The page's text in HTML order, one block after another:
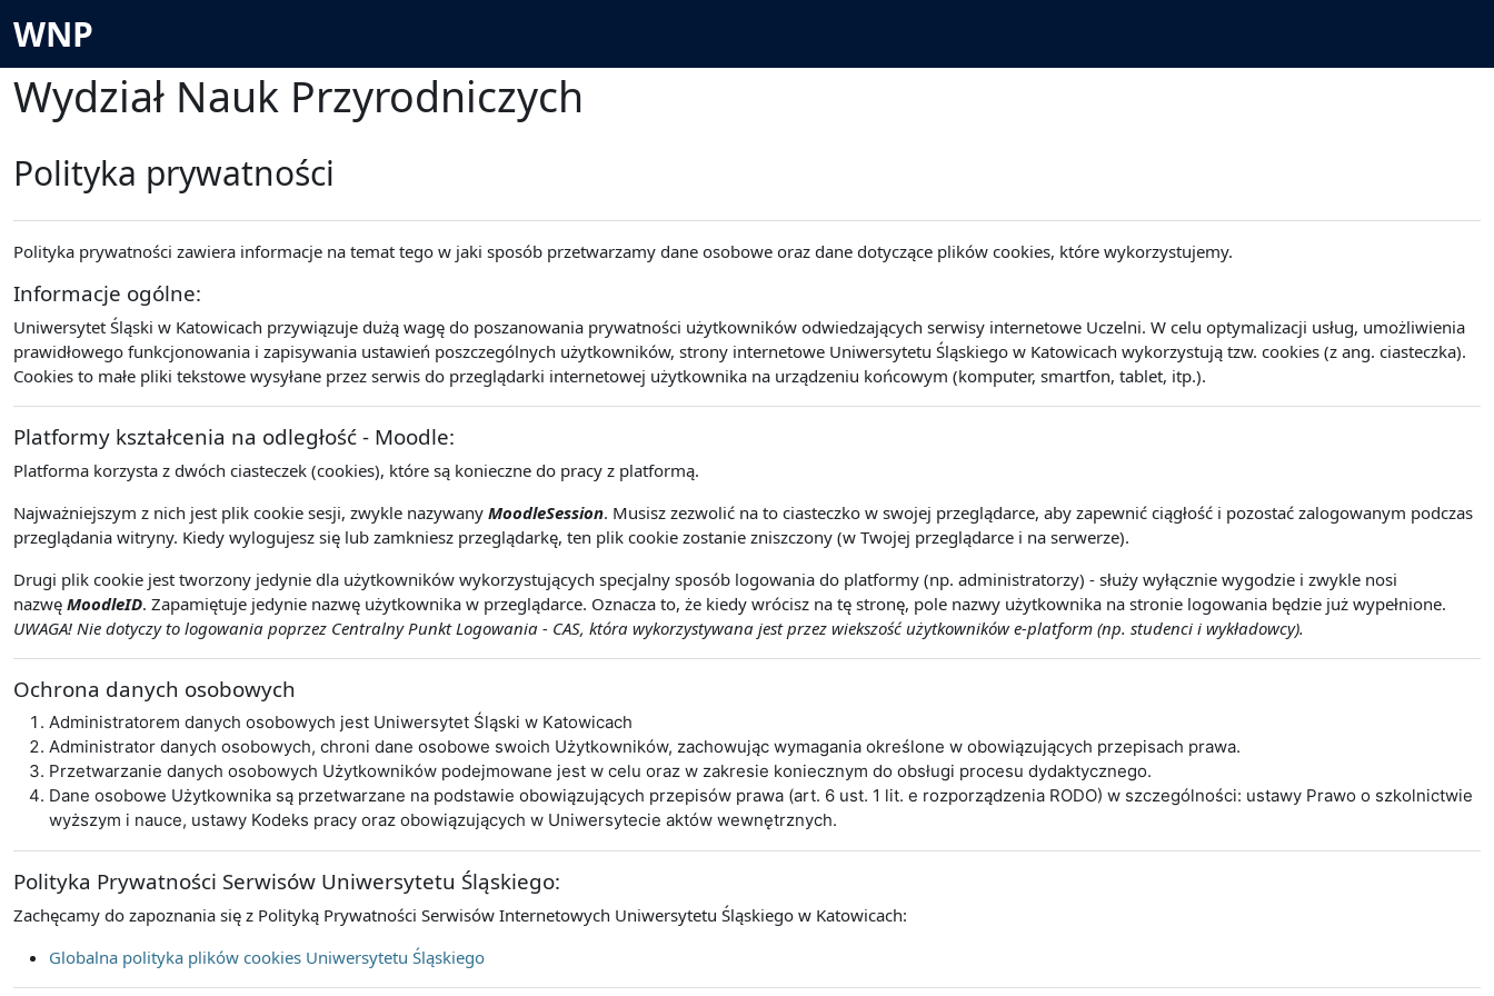
WNP
Wydział Nauk Przyrodniczych
Polityka prywatności
Polityka prywatności zawiera informacje na temat tego w jaki sposób przetwarzamy dane osobowe oraz dane dotyczące plików cookies, które wykorzystujemy.
Informacje ogólne:
Uniwersytet Śląski w Katowicach przywiązuje dużą wagę do poszanowania prywatności użytkowników odwiedzających serwisy internetowe Uczelni. W celu optymalizacji usług, umożliwienia
prawidłowego funkcjonowania i zapisywania ustawień poszczególnych użytkowników, strony internetowe Uniwersytetu Śląskiego w Katowicach wykorzystują tzw. cookies (z ang. ciasteczka).
Cookies to małe pliki tekstowe wysyłane przez serwis do przeglądarki internetowej użytkownika na urządzeniu końcowym (komputer, smartfon, tablet, itp.).
Platformy kształcenia na odległość - Moodle:
Platforma korzysta z dwóch ciasteczek (cookies), które są konieczne do pracy z platformą.
Najważniejszym z nich jest plik cookie sesji, zwykle nazywany MoodleSession. Musisz zezwolić na to ciasteczko w swojej przeglądarce, aby zapewnić ciągłość i pozostać zalogowanym podczas
przeglądania witryny. Kiedy wylogujesz się lub zamkniesz przeglądarkę, ten plik cookie zostanie zniszczony (w Twojej przeglądarce i na serwerze).
Drugi plik cookie jest tworzony jedynie dla użytkowników wykorzystujących specjalny sposób logowania do platformy (np. administratorzy) - służy wyłącznie wygodzie i zwykle nosi
nazwę MoodleID. Zapamiętuje jedynie nazwę użytkownika w przeglądarce. Oznacza to, że kiedy wrócisz na tę stronę, pole nazwy użytkownika na stronie logowania będzie już wypełnione.
UWAGA! Nie dotyczy to logowania poprzez Centralny Punkt Logowania - CAS, która wykorzystywana jest przez wiekszość użytkowników e-platform (np. studenci i wykładowcy).
Ochrona danych osobowych
Administratorem danych osobowych jest Uniwersytet Śląski w Katowicach
Administrator danych osobowych, chroni dane osobowe swoich Użytkowników, zachowując wymagania określone w obowiązujących przepisach prawa.
Przetwarzanie danych osobowych Użytkowników podejmowane jest w celu oraz w zakresie koniecznym do obsługi procesu dydaktycznego.
Dane osobowe Użytkownika są przetwarzane na podstawie obowiązujących przepisów prawa (art. 6 ust. 1 lit. e rozporządzenia RODO) w szczególności: ustawy Prawo o szkolnictwie
wyższym i nauce, ustawy Kodeks pracy oraz obowiązujących w Uniwersytecie aktów wewnętrznych.
Polityka Prywatności Serwisów Uniwersytetu Śląskiego:
Zachęcamy do zapoznania się z Polityką Prywatności Serwisów Internetowych Uniwersytetu Śląskiego w Katowicach:
Globalna polityka plików cookies Uniwersytetu Śląskiego